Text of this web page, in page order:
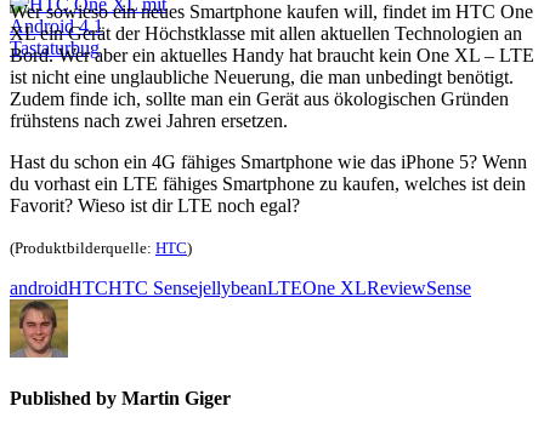
Wer sowieso ein neues Smartphone kaufen will, findet im HTC One
XL ein Gerät der Höchstklasse mit allen aktuellen Technologien an
Bord. Wer aber ein aktuelles Handy hat braucht kein One XL – LTE
ist nicht eine unglaubliche Neuerung, die man unbedingt benötigt.
Zudem finde ich, sollte man ein Gerät aus ökologischen Gründen
frühstens nach zwei Jahren ersetzen.
Hast du schon ein 4G fähiges Smartphone wie das iPhone 5? Wenn
du vorhast ein LTE fähiges Smartphone zu kaufen, welches ist dein
Favorit? Wieso ist dir LTE noch egal?
(Produktbilderquelle: HTC)
androidHTCHTC SensejellybeanLTEOne XLReviewSense
Published by Martin Giger